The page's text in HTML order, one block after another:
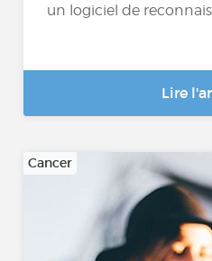
un logiciel de
Lire
Cancer